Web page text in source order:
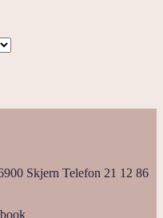
Skjern Telefon 21 12 86